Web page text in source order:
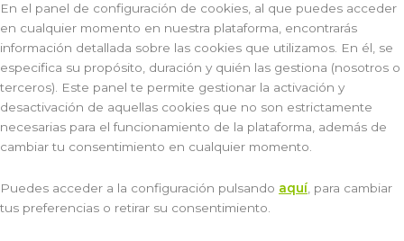
En el panel de configuración de cookies, al que puedes acceder
en cualquier momento en nuestra plataforma, encontrarás
información detallada sobre las cookies que utilizamos. En él, se
especifica su propósito, duración y quién las gestiona (nosotros o
terceros). Este panel te permite gestionar la activación y
desactivación de aquellas cookies que no son estrictamente
necesarias para el funcionamiento de la plataforma, además de
cambiar tu consentimiento en cualquier momento.
Puedes acceder a la configuración pulsando aquí, para cambiar
tus preferencias o retirar su consentimiento.